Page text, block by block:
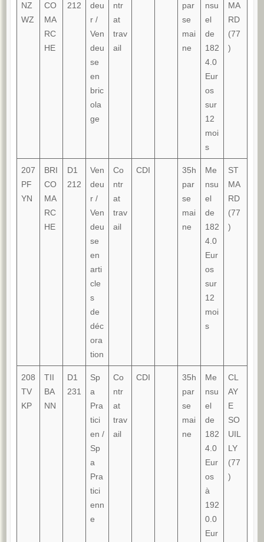
NZ
WZ
CO
MA
RC
HE
212
deu
r /
Ven
deu
se
en
bric
ola
ge
ntr
at
trav
ail
par
se
mai
ne
nsu
el
de
182
4.0
Eur
os
sur
12
moi
s
MA
RD
(77
)
207
PF
YN
BRI
CO
MA
RC
HE
D1
212
Ven
deu
r /
Ven
deu
se
en
arti
cle
s
de
déc
ora
tion
Co
ntr
at
trav
ail
CDI
35h
par
se
mai
ne
Me
nsu
el
de
182
4.0
Eur
os
sur
12
moi
s
ST
MA
RD
(77
)
208
TV
KP
TII
BA
NN
D1
231
Sp
a
Pra
tici
en /
Sp
a
Pra
tici
enn
e
Co
ntr
at
trav
ail
CDI
35h
par
se
mai
ne
Me
nsu
el
de
182
4.0
Eur
os
à
192
0.0
Eur
CL
AY
E
SO
UIL
LY
(77
)